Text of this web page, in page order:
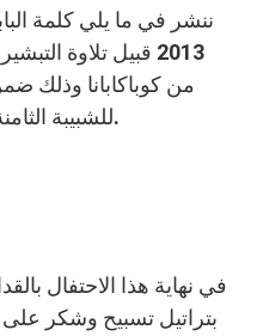
2013 قبيل تلاوة
من كوباكابانا وذلك ضمن
للشبيبة الثامنة والعشرين في ريو دي جانيرو.
في نهاية هذا الاحتفال
بتراتيل تسبيح وشكر على